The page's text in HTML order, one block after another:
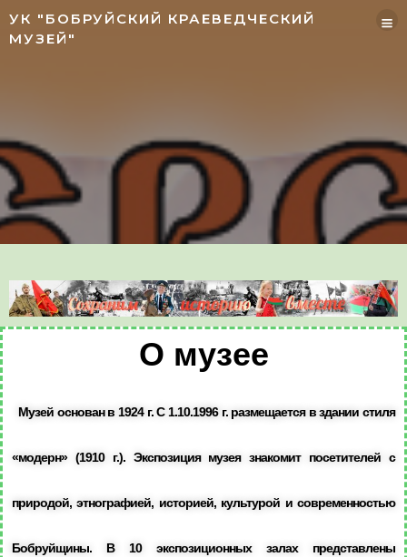
УК "БОБРУЙСКИЙ КРАЕВЕДЧЕСКИЙ
МУЗЕЙ"
О музее
Музей основан в 1924 г. С 1.10.1996 г. размещается в здании стиля
«модерн» (1910 г.). Экспозиция музея знакомит посетителей с
природой, этнографией, историей, культурой и современностью
Бобруйщины. В 10 экспозиционных залах представлены